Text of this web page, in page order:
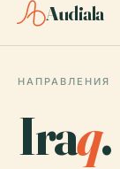
Audiala
НАПРАВЛЕНИЯ
Iraq.